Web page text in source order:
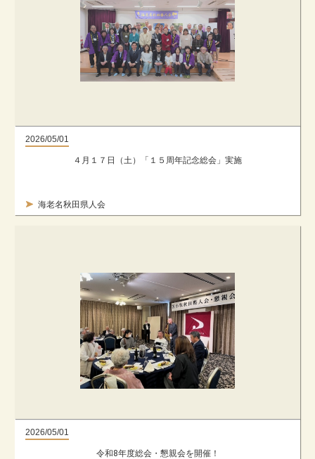
2026/05/01
海老名秋田県人会
４月１７日（土）「１５周年記念総会」実施
2026/05/01
令和8年度総会・懇親会を開催！